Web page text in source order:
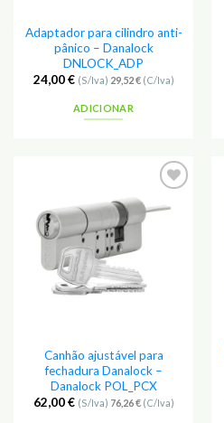
Adaptador para cilindro anti-
pânico – Danalock
DNLOCK_ADP
24,00€ (S/Iva) 29,52€(C/Iva)
ADICIONAR
Adicionar
aos
Canhão ajustável para
fechadura Danalock –
Danalock POL_PCX
62,00€ (S/Iva) 76,26€(C/Iva)